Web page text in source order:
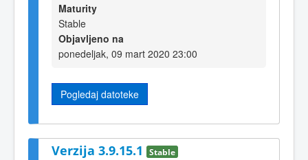
Maturity
Stable
Objavljeno na
ponedeljak, 09 mart 2020 23:00
Pogledaj datoteke
Verzija 3.9.15.1 Stable